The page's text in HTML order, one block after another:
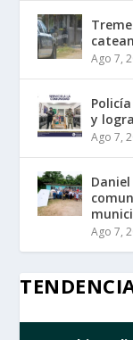
Ago 7,
y
Ago 7,
Ago 7,